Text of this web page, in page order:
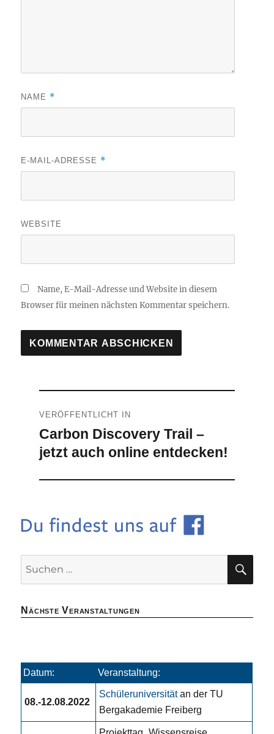
NAME *
E-MAIL-ADRESSE *
WEBSITE
Name, E-Mail-Adresse und Website in diesem
Browser für meinen nächsten Kommentar speichern.
VERÖFFENTLICHT IN
Carbon Discovery Trail –
jetzt auch online entdecken!
Nächste Veranstaltungen
Datum: Veranstaltung:
08.-12.08.2022
Schüleruniversitätan der TU
Bergakademie Freiberg